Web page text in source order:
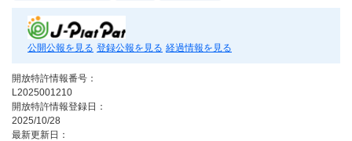
公開公報を見る 登録公報を見る 経過情報を見る
開放特許情報番号：
L2025001210
開放特許情報登録日：
2025/10/28
最新更新日：